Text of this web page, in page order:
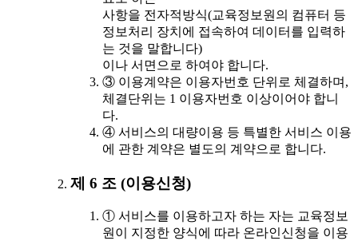
사항을 전자적방식(교육정보원의 컴퓨터 등
정보처리 장치에 접속하여 데이터를 입력하
는 것을 말합니다)
이나 서면으로 하여야 합니다.
③ 이용계약은 이용자번호 단위로 체결하며,
체결단위는 1 이용자번호 이상이어야 합니
다.
④ 서비스의 대량이용 등 특별한 서비스 이용
에 관한 계약은 별도의 계약으로 합니다.
제 6 조 (이용신청)
① 서비스를 이용하고자 하는 자는 교육정보
원이 지정한 양식에 따라 온라인신청을 이용